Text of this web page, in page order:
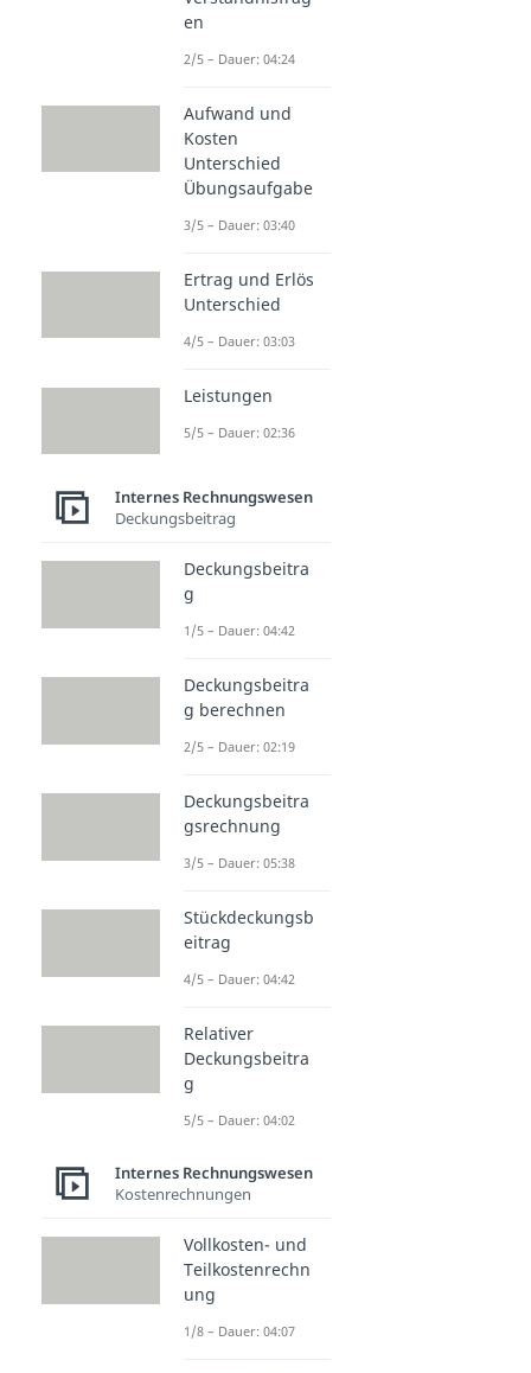
en
2/5 – Dauer: 04:24
Aufwand und
Kosten
Unterschied
Übungsaufgabe
3/5 – Dauer: 03:40
Ertrag und Erlös
Unterschied
4/5 – Dauer: 03:03
Leistungen
5/5 – Dauer: 02:36
Internes Rechnungswesen
Deckungsbeitrag
Deckungsbeitra
g
1/5 – Dauer: 04:42
Deckungsbeitra
g berechnen
2/5 – Dauer: 02:19
Deckungsbeitra
gsrechnung
3/5 – Dauer: 05:38
Stückdeckungsb
eitrag
4/5 – Dauer: 04:42
Relativer
Deckungsbeitra
g
5/5 – Dauer: 04:02
Internes Rechnungswesen
Kostenrechnungen
Vollkosten- und
Teilkostenrechn
ung
1/8 – Dauer: 04:07